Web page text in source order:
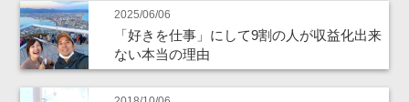
2025/06/06
「好きを仕事」にして9割の人が収益化出来
ない本当の理由